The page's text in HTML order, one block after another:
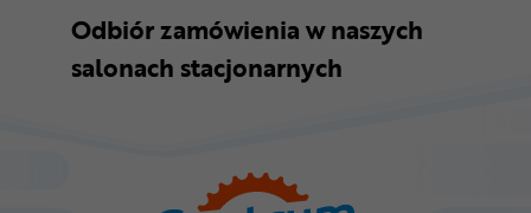
Odbiór zamówienia w naszych
salonach stacjonarnych